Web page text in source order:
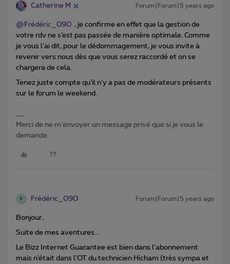
Catherine M Forum|Forum|5 years ago
@Frédéric_090 , je confirme en effet que la gestion de
votre rdv ne s’est pas passée de manière optimale. Comme
je vous l’ai dit, pour le dédommagement, je vous invite à
revenir vers nous dès que vous serez raccordé et on se
chargera de cela.
Tenez juste compte qu’il n’y a pas de modérateurs présents
sur le forum le weekend.
Merci de ne m'envoyer un message privé que si je vous le
demande.
F Frédéric_090 Forum|Forum|5 years ago
Bonjour,
Suite de mes aventures...
Le Bizz Internet Guarantee est bien dans l’abonnement
mais n’était dans l’OT du technicien Hicham (très sympa et